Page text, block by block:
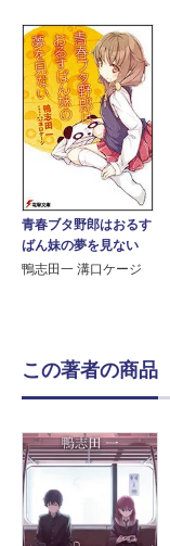
青春ブタ野郎はおるす
ばん妹の夢を見ない
鴨志田一 溝口ケージ
この著者の商品